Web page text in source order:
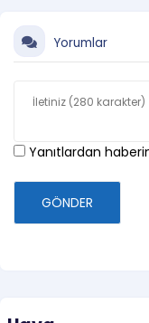
Yorumlar
Yanıtlardan
GÖNDER